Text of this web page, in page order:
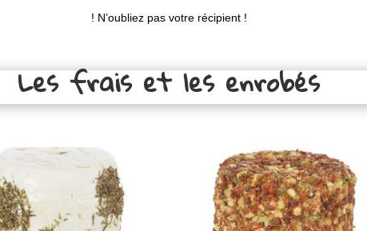
! N’oubliez pas votre récipient !
Les frais et les enrobés